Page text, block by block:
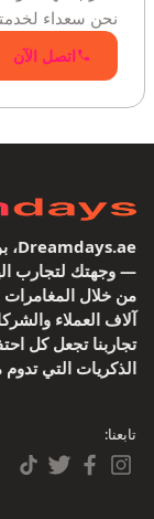
نحن سعداء
اتصل الآن
من خلال المغامرات
آلاف العملاء
الذكريات التي
تابعنا: